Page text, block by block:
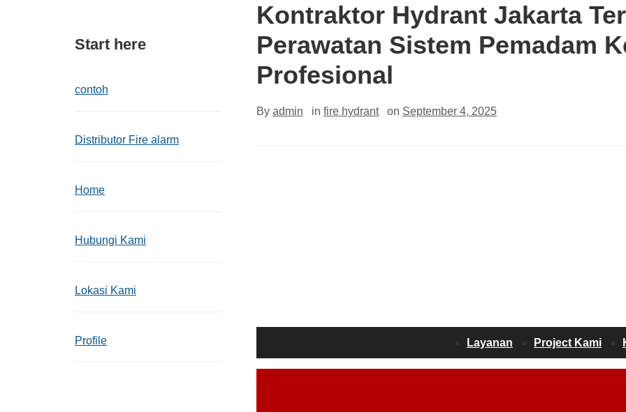
Start here
contoh
Distributor Fire alarm
Home
Hubungi Kami
Lokasi Kami
Profile
Kontraktor Hydrant Jakarta
Perawatan Sistem Pemadam
Profesional
By admin in fire hydrant on September 4, 2025
Layanan Project Kami